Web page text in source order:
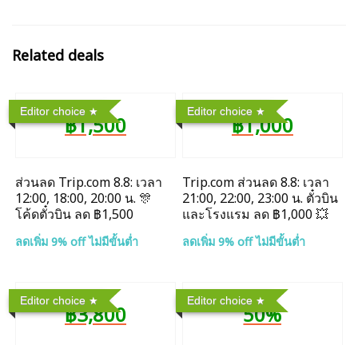
Related deals
Editor choice
฿1,500
ส่วนลด Trip.com 8.8: เวลา
12:00, 18:00, 20:00 น. 🎊
โค้ดตั๋วบิน ลด ฿1,500
ลดเพิ่ม 9% off ไม่มีขั้นต่ำ
Editor choice
฿1,000
Trip.com ส่วนลด 8.8: เวลา
21:00, 22:00, 23:00 น. ตั๋วบิน
และโรงแรม ลด ฿1,000 💥
ลดเพิ่ม 9% off ไม่มีขั้นต่ำ
Editor choice
฿3,800
Editor choice
50%